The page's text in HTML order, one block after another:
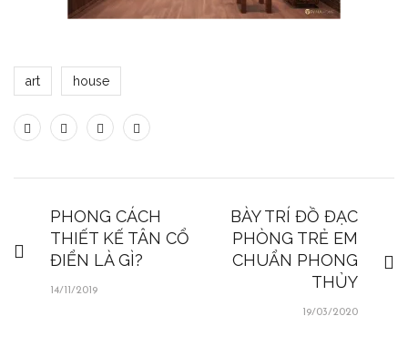
art house
PHONG CÁCH
THIẾT KẾ TÂN CỔ
ĐIỂN LÀ GÌ?
14/11/2019
BÀY TRÍ ĐỒ ĐẠC
PHÒNG TRẺ EM
CHUẨN PHONG
THỦY
19/03/2020